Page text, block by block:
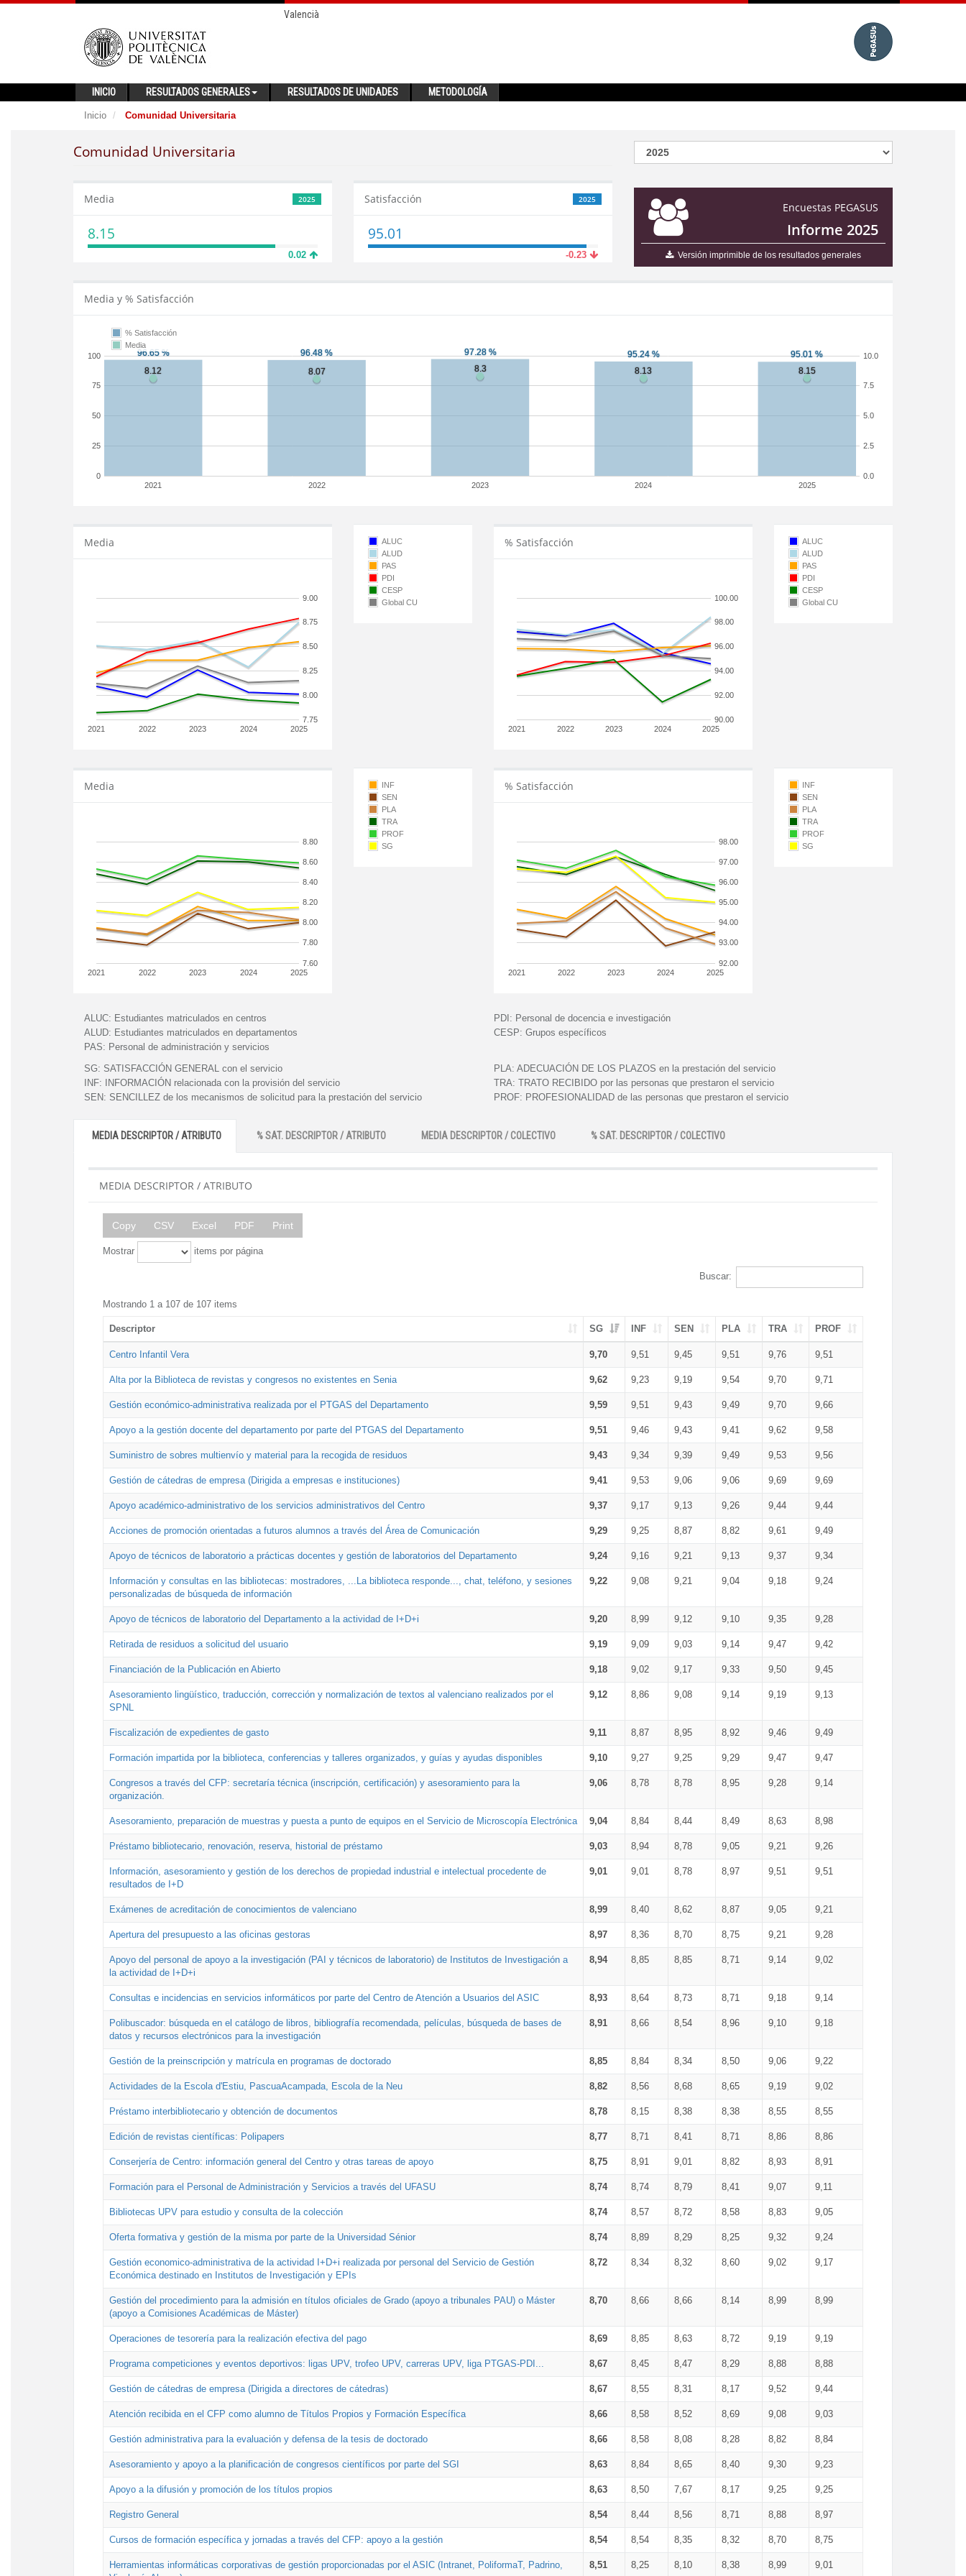
Valencià
INICIO RESULTADOS GENERALES RESULTADOS DE UNIDADES METODOLOGÍA
Inicio Comunidad Universitaria
Comunidad Universitaria
Encuestas PEGASUS
Informe 2025
Versión imprimible de los resultados generales
2025
Media
8.15
0.02
2025
Satisfacción
95.01
-0.23
Media y % Satisfacción
2021 2022 2023 2024 2025
0
25
50
75
100
0.0
2.5
5.0
7.5
10.0
% Satisfacción
Media
Media
2021 2022 2023 2024 2025
7.75
8.00
8.25
8.50
8.75
9.00
ALUC
ALUD
PAS
PDI
CESP
Global CU
% Satisfacción
2021 2022 2023 2024 2025
90.00
92.00
94.00
96.00
98.00
100.00
ALUC
ALUD
PAS
PDI
CESP
Global CU
Media
2021 2022 2023 2024 2025
7.60
7.80
8.00
8.20
8.40
8.60
8.80
INF
SEN
PLA
TRA
PROF
SG
% Satisfacción
2021 2022 2023 2024 2025
92.00
93.00
94.00
95.00
96.00
97.00
98.00
INF
SEN
PLA
TRA
PROF
SG
ALUC: Estudiantes matriculados en centros
ALUD: Estudiantes matriculados en departamentos
PAS: Personal de administración y servicios
PDI: Personal de docencia e investigación
CESP: Grupos específicos
SG: SATISFACCIÓN GENERAL con el servicio
INF:
INFORMACIÓN relacionada con la provisión del servicio
SEN: SENCILLEZ de los mecanismos de solicitud para la prestación del servicio
PLA: ADECUACIÓN DE LOS PLAZOS en la prestación del servicio
TRA: TRATO RECIBIDO por las personas que prestaron el servicio
PROF: PROFESIONALIDAD de las personas que prestaron el servicio
MEDIA DESCRIPTOR / ATRIBUTO % SAT. DESCRIPTOR / ATRIBUTO MEDIA DESCRIPTOR / COLECTIVO % SAT. DESCRIPTOR / COLECTIVO
MEDIA DESCRIPTOR / ATRIBUTO
Copy CSV Excel PDF Print
Mostrar items por página
Buscar:
Mostrando 1 a 107 de 107 items
Descriptor SG INF SEN PLA TRA PROF
Centro Infantil Vera 9,70 9,51 9,45 9,51 9,76 9,51
Alta por la Biblioteca de revistas y congresos no existentes en Senia 9,62 9,23 9,19 9,54 9,70 9,71
Gestión económico-administrativa realizada por el PTGAS del Departamento 9,59 9,51 9,43 9,49 9,70 9,66
Apoyo a la gestión docente del departamento por parte del PTGAS del Departamento 9,51 9,46 9,43 9,41 9,62 9,58
Suministro de sobres multienvío y material para la recogida de residuos 9,43 9,34 9,39 9,49 9,53 9,56
Gestión de cátedras de empresa (Dirigida a empresas e instituciones) 9,41 9,53 9,06 9,06 9,69 9,69
Apoyo académico-administrativo de los servicios administrativos del Centro 9,37 9,17 9,13 9,26 9,44 9,44
Acciones de promoción orientadas a futuros alumnos a través del Área de Comunicación 9,29 9,25 8,87 8,82 9,61 9,49
Apoyo de técnicos de laboratorio a prácticas docentes y gestión de laboratorios del Departamento 9,24 9,16 9,21 9,13 9,37 9,34
Información y consultas en las bibliotecas: mostradores, ...La biblioteca responde..., chat, teléfono, y sesiones
personalizadas de búsqueda de información
9,22 9,08 9,21 9,04 9,18 9,24
Apoyo de técnicos de laboratorio del Departamento a la actividad de I+D+i 9,20 8,99 9,12 9,10 9,35 9,28
Retirada de residuos a solicitud del usuario 9,19 9,09 9,03 9,14 9,47 9,42
Financiación de la Publicación en Abierto 9,18 9,02 9,17 9,33 9,50 9,45
Asesoramiento lingüístico, traducción, corrección y normalización de textos al valenciano realizados por el
SPNL
9,12 8,86 9,08 9,14 9,19 9,13
Fiscalización de expedientes de gasto 9,11 8,87 8,95 8,92 9,46 9,49
Formación impartida por la biblioteca, conferencias y talleres organizados, y guías y ayudas disponibles 9,10 9,27 9,25 9,29 9,47 9,47
Congresos a través del CFP: secretaría técnica (inscripción, certificación) y asesoramiento para la
organización.
9,06 8,78 8,78 8,95 9,28 9,14
Asesoramiento, preparación de muestras y puesta a punto de equipos en el Servicio de Microscopía Electrónica 9,04 8,84 8,44 8,49 8,63 8,98
Préstamo bibliotecario, renovación, reserva, historial de préstamo 9,03 8,94 8,78 9,05 9,21 9,26
Información, asesoramiento y gestión de los derechos de propiedad industrial e intelectual procedente de
resultados de I+D
9,01 9,01 8,78 8,97 9,51 9,51
Exámenes de acreditación de conocimientos de valenciano 8,99 8,40 8,62 8,87 9,05 9,21
Apertura del presupuesto a las oficinas gestoras 8,97 8,36 8,70 8,75 9,21 9,28
Apoyo del personal de apoyo a la investigación (PAI y técnicos de laboratorio) de Institutos de Investigación a
la actividad de I+D+i
8,94 8,85 8,85 8,71 9,14 9,02
Consultas e incidencias en servicios informáticos por parte del Centro de Atención a Usuarios del ASIC 8,93 8,64 8,73 8,71 9,18 9,14
Polibuscador: búsqueda en el catálogo de libros, bibliografía recomendada, películas, búsqueda de bases de
datos y recursos electrónicos para la investigación
8,91 8,66 8,54 8,96 9,10 9,18
Gestión de la preinscripción y matrícula en programas de doctorado 8,85 8,84 8,34 8,50 9,06 9,22
Actividades de la Escola d'Estiu, PascuaAcampada, Escola de la Neu 8,82 8,56 8,68 8,65 9,19 9,02
Préstamo interbibliotecario y obtención de documentos 8,78 8,15 8,38 8,38 8,55 8,55
Edición de revistas científicas: Polipapers 8,77 8,71 8,41 8,71 8,86 8,86
Conserjería de Centro: información general del Centro y otras tareas de apoyo 8,75 8,91 9,01 8,82 8,93 8,91
Formación para el Personal de Administración y Servicios a través del UFASU 8,74 8,74 8,79 8,41 9,07 9,11
Bibliotecas UPV para estudio y consulta de la colección 8,74 8,57 8,72 8,58 8,83 9,05
Oferta formativa y gestión de la misma por parte de la Universidad Sénior 8,74 8,89 8,29 8,25 9,32 9,24
Gestión economico-administrativa de la actividad I+D+i realizada por personal del Servicio de Gestión
Económica destinado en Institutos de Investigación y EPIs
8,72 8,34 8,32 8,60 9,02 9,17
Gestión del procedimiento para la admisión en títulos oficiales de Grado (apoyo a tribunales PAU) o Máster
(apoyo a Comisiones Académicas de Máster)
8,70 8,66 8,66 8,14 8,99 8,99
Operaciones de tesorería para la realización efectiva del pago 8,69 8,85 8,63 8,72 9,19 9,19
Programa competiciones y eventos deportivos: ligas UPV, trofeo UPV, carreras UPV, liga PTGAS-PDI... 8,67 8,45 8,47 8,29 8,88 8,88
Gestión de cátedras de empresa (Dirigida a directores de cátedras) 8,67 8,55 8,31 8,17 9,52 9,44
Atención recibida en el CFP como alumno de Títulos Propios y Formación Específica 8,66 8,58 8,52 8,69 9,08 9,03
Gestión administrativa para la evaluación y defensa de la tesis de doctorado 8,66 8,58 8,08 8,28 8,82 8,84
Asesoramiento y apoyo a la planificación de congresos científicos por parte del SGI 8,63 8,84 8,65 8,40 9,30 9,23
Apoyo a la difusión y promoción de los títulos propios 8,63 8,50 7,67 8,17 9,25 9,25
Registro General 8,54 8,44 8,56 8,71 8,88 8,97
Cursos de formación específica y jornadas a través del CFP: apoyo a la gestión 8,54 8,54 8,35 8,32 8,70 8,75
Herramientas informáticas corporativas de gestión proporcionadas por el ASIC (Intranet, PoliformaT, Padrino,
8,51 8,25 8,10 8,38 8,99 9,01